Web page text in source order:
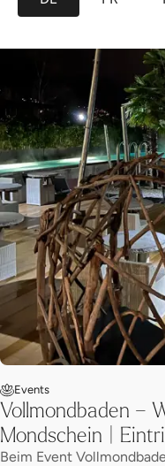
Events
Vollmondbaden –
Mondschein |
Beim Event